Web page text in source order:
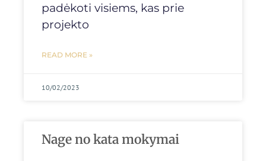
padėkoti visiems, kas prie
projekto
READ MORE »
10/02/2023
Nage no kata mokymai